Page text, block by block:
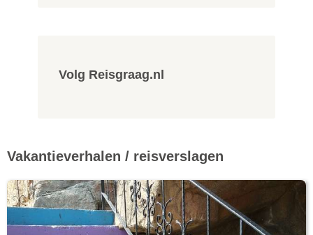
Volg Reisgraag.nl
Vakantieverhalen / reisverslagen